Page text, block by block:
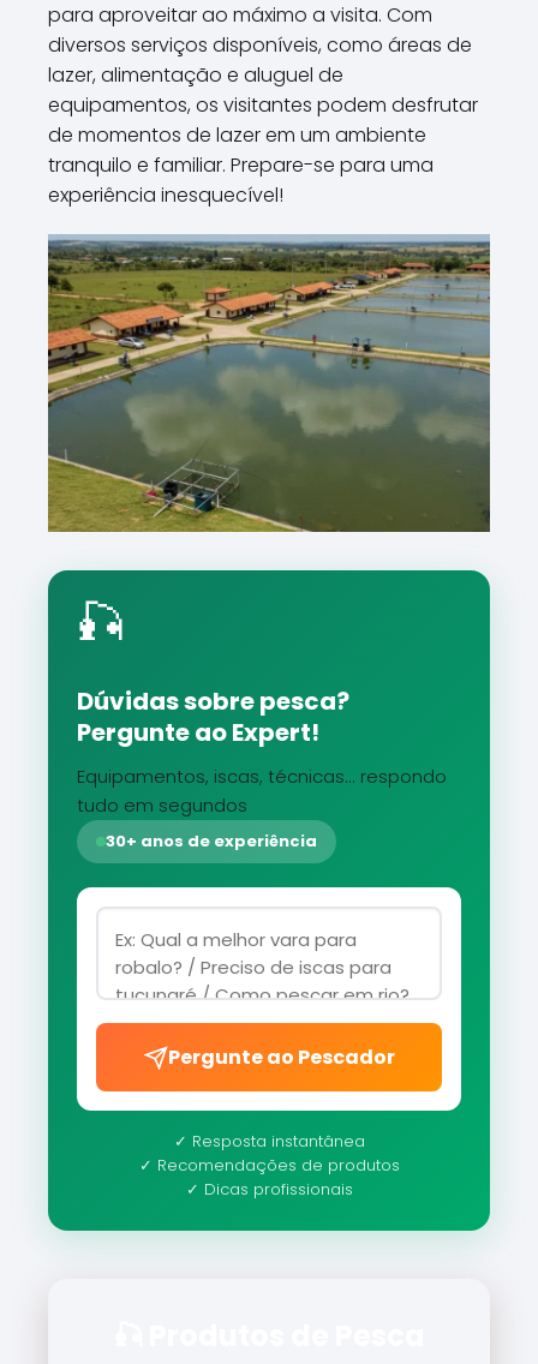
para aproveitar ao máximo a visita. Com
diversos serviços disponíveis, como áreas de
lazer, alimentação e aluguel de
equipamentos, os visitantes podem desfrutar
de momentos de lazer em um ambiente
tranquilo e familiar. Prepare-se para uma
experiência inesquecível!
🎣
Dúvidas sobre pesca?
Pergunte ao Expert!
Equipamentos, iscas, técnicas... respondo
tudo em segundos
30+ anos de experiência
Pergunte ao Pescador
✓ Resposta instantânea
✓ Recomendações de produtos
✓ Dicas profissionais